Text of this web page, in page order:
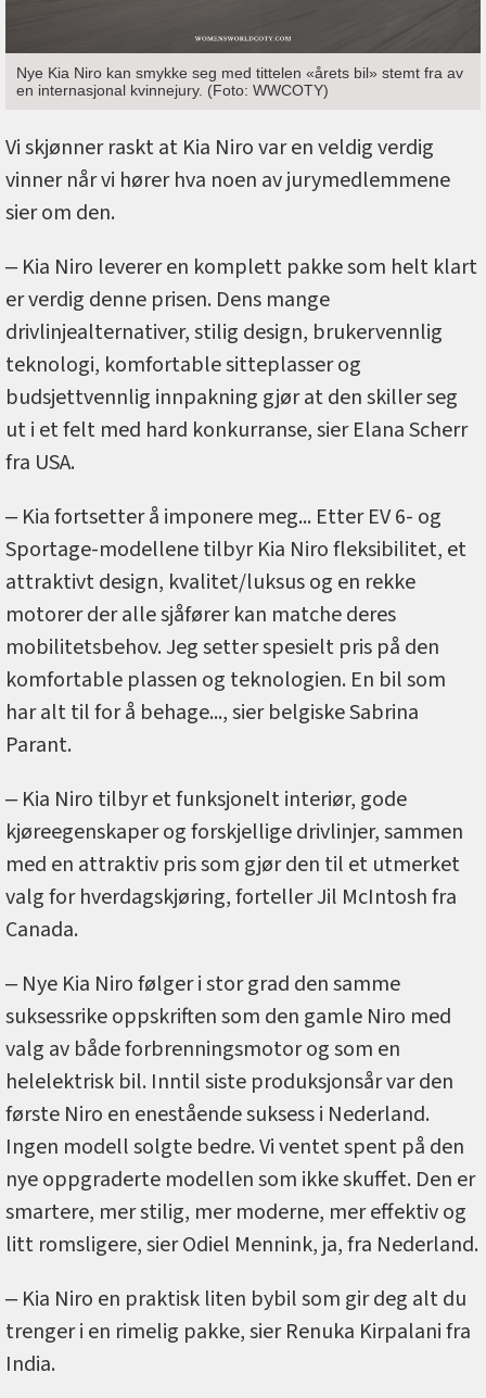
Nye Kia Niro kan smykke seg med tittelen «årets bil» stemt fra av
en internasjonal kvinnejury. (Foto: WWCOTY)
Vi skjønner raskt at Kia Niro var en veldig verdig
vinner når vi hører hva noen av jurymedlemmene
sier om den.
‒ Kia Niro leverer en komplett pakke som helt klart
er verdig denne prisen. Dens mange
drivlinjealternativer, stilig design, brukervennlig
teknologi, komfortable sitteplasser og
budsjettvennlig innpakning gjør at den skiller seg
ut i et felt med hard konkurranse, sier Elana Scherr
fra USA.
‒ Kia fortsetter å imponere meg... Etter EV 6- og
Sportage-modellene tilbyr Kia Niro fleksibilitet, et
attraktivt design, kvalitet/luksus og en rekke
motorer der alle sjåfører kan matche deres
mobilitetsbehov. Jeg setter spesielt pris på den
komfortable plassen og teknologien. En bil som
har alt til for å behage..., sier belgiske Sabrina
Parant.
‒ Kia Niro tilbyr et funksjonelt interiør, gode
kjøreegenskaper og forskjellige drivlinjer, sammen
med en attraktiv pris som gjør den til et utmerket
valg for hverdagskjøring, forteller Jil McIntosh fra
Canada.
‒ Nye Kia Niro følger i stor grad den samme
suksessrike oppskriften som den gamle Niro med
valg av både forbrenningsmotor og som en
helelektrisk bil. Inntil siste produksjonsår var den
første Niro en enestående suksess i Nederland.
Ingen modell solgte bedre. Vi ventet spent på den
nye oppgraderte modellen som ikke skuffet. Den er
smartere, mer stilig, mer moderne, mer effektiv og
litt romsligere, sier Odiel Mennink, ja, fra Nederland.
‒ Kia Niro en praktisk liten bybil som gir deg alt du
trenger i en rimelig pakke, sier Renuka Kirpalani fra
India.